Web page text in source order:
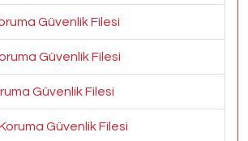
Güvenlik Filesi
Güvenlik Filesi
Güvenlik Filesi
Güvenlik Filesi